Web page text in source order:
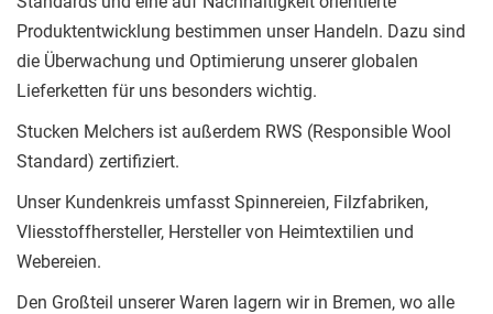
Produktentwicklung bestimmen unser Handeln. Dazu sind
die Überwachung und Optimierung unserer globalen
Lieferketten für uns besonders wichtig.
Stucken Melchers ist außerdem RWS (Responsible Wool
Standard) zertifiziert.
Unser Kundenkreis umfasst Spinnereien, Filzfabriken,
Vliesstoffhersteller, Hersteller von Heimtextilien und
Webereien.
Den Großteil unserer Waren lagern wir in Bremen, wo alle